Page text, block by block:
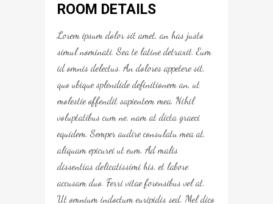
ROOM DETAILS
Lorem ipsum dolor sit amet, an has justo
simul nominati. Sea te latine detraxit. Eum
id omnis delectus. An dolores appetere sit,
quo ubique splendide definitionem an, ut
molestie offendit sapientem mea. Nihil
voluptatibus cum ne, nam at dicta graeci
equidem. Semper audire consulatu mea at,
aliquam epicurei ut eum. Ad malis
dissentias delicatissimi his, et labore
accusam duo. Ferri vitae forensibus vel at.
Ut omnium indoctum euripidis sed. Mel dico